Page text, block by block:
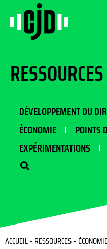
DÉVELOPPEMENT DU
ÉCONOMIE
POINTS
EXPÉRIMENTATIONS
ACCUEIL– RESSOURCES–